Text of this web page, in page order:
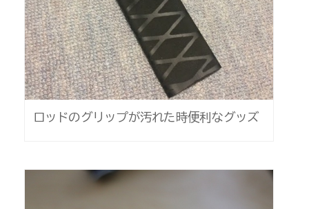
ロッドのグリップが汚れた時便利なグッズ